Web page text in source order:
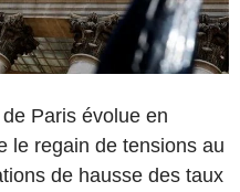
Paris évolue en
le regain de tensions au
de hausse des taux